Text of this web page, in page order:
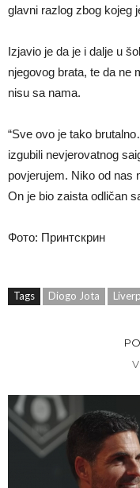
glavni razlog zbog kojeg
Izjavio je da je i dalje u
njegovog brata, te da ne
nisu sa nama.
“Sve ovo je tako
izgubili nevjerovatnog
povjerujem. Niko od nas
On je bio zaista odličan
Фото: Принтскрин
Tags Diogo Jota